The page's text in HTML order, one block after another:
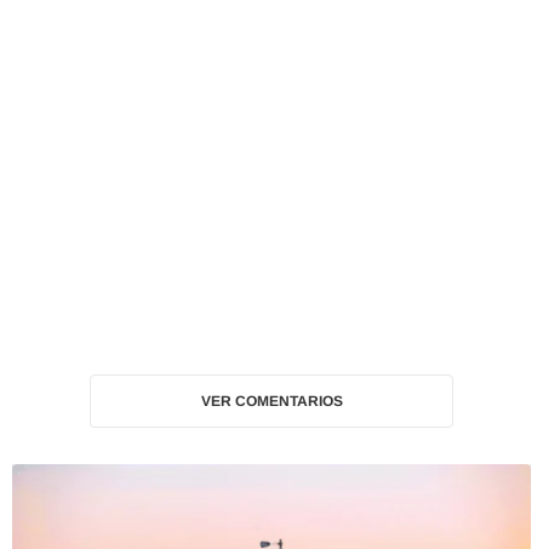
VER COMENTARIOS